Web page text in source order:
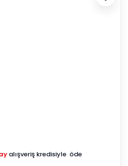
alışveriş kredisiyle öde